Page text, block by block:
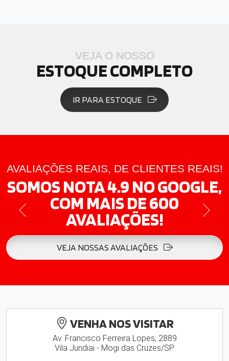
VEJA O NOSSO
ESTOQUE COMPLETO
IR PARA ESTOQUE
AVALIAÇÕES REAIS, DE CLIENTES REAIS!
SOMOS NOTA 4.9 NO GOOGLE,
COM MAIS DE 600
AVALIAÇÕES!
VEJA NOSSAS AVALIAÇÕES
PREVIOUS NEXT
VENHA NOS VISITAR
Av. Francisco Ferreira Lopes, 2889
Vila Jundiai - Mogi das Cruzes/SP